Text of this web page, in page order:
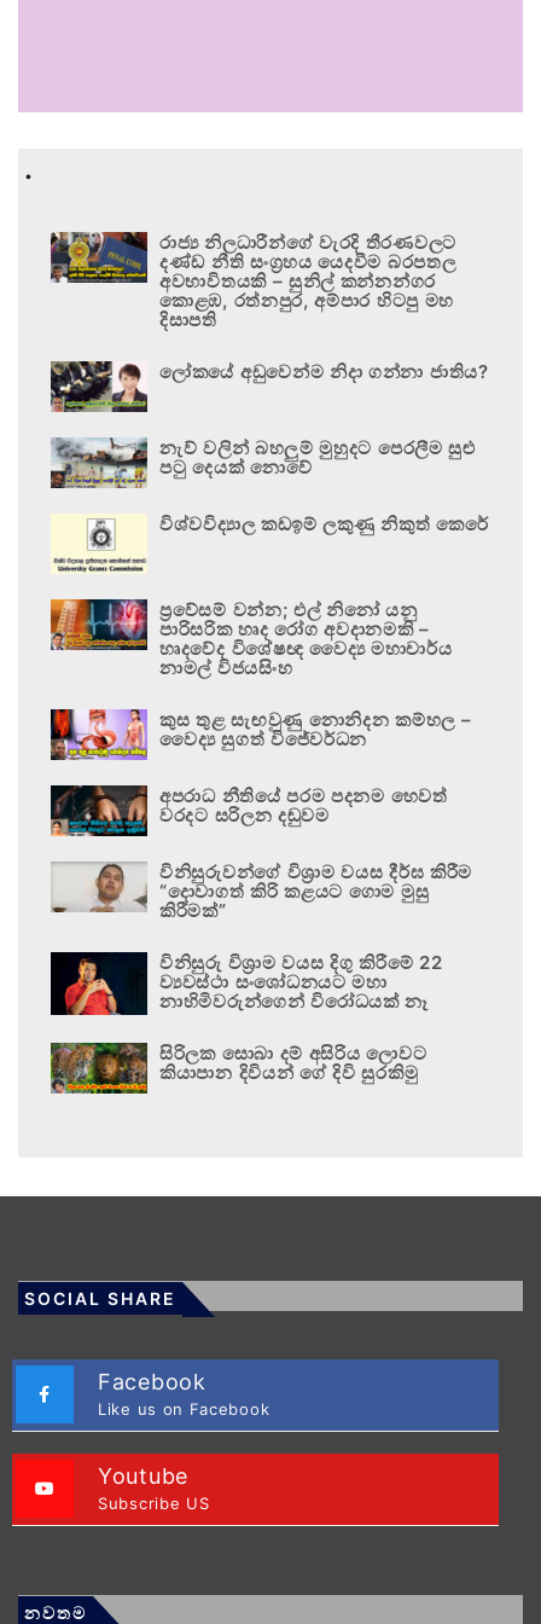
.
රාජ්‍ය නිලධාරීන්ගේ වැරදි තීරණවලට
දණ්ඩ නීති සංග්‍රහය යෙදවීම බරපතල
අවභාවිතයකි – සුනිල් කන්නන්ගර
කොළඹ, රත්නපුර, අම්පාර හිටපු මහ
දිසාපති
ලෝකයේ අඩුවෙන්ම නිදා ගන්නා ජාතිය?
නැව් වලින් බහලුම් මුහුදට පෙරලීම සුළු
පටු දෙයක් නොවේ
විශ්වවිද්‍යාල කඩඉම් ලකුණු නිකුත් කෙරේ
ප්‍රවේසම් වන්න; එල් නිනෝ යනු
පාරිසරික හෘද රෝග අවදානමකි –
හෘදවේද විශේෂඥ වෛද්‍ය මහාචාර්ය
නාමල් විජයසිංහ
කුස තුළ සැඟවුණු නොනිදන කම්හල –
වෛද්‍ය සුගත් විජේවර්ධන
අපරාධ නීතියේ පරම පදනම හෙවත්
වරදට සරිලන දඬුවම
විනිසුරුවන්ගේ විශ්‍රාම වයස දීර්ඝ කිරීම
“දොවාගත් කිරි කළයට ගොම මුසු
කිරීමක්”
විනිසුරු විශ්‍රාම වයස දිගු කිරීමේ 22
ව්‍යවස්ථා සංශෝධනයට මහා
නාහිමිවරුන්ගෙන් විරෝධයක් නෑ
සිරිලක සොබා දම් අසිරිය ලොවට
කියාපාන දිවියන් ගේ දිවි සුරකිමු
SOCIAL SHARE
Facebook
Like us on Facebook
Youtube
Subscribe US
නවතම